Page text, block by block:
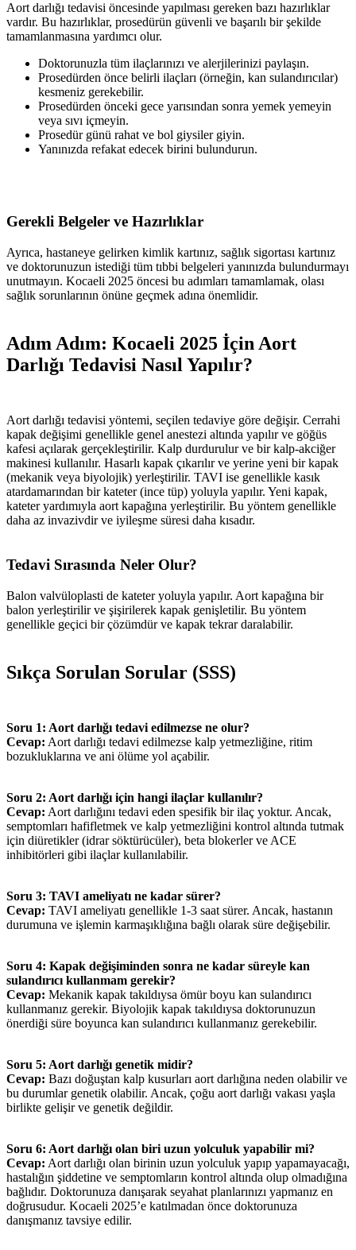
Aort darlığı tedavisi öncesinde yapılması gereken bazı hazırlıklar
vardır. Bu hazırlıklar, prosedürün güvenli ve başarılı bir şekilde
tamamlanmasına yardımcı olur.
Doktorunuzla tüm ilaçlarınızı ve alerjilerinizi paylaşın.
Prosedürden önce belirli ilaçları (örneğin, kan sulandırıcılar)
kesmeniz gerekebilir.
Prosedürden önceki gece yarısından sonra yemek yemeyin
veya sıvı içmeyin.
Prosedür günü rahat ve bol giysiler giyin.
Yanınızda refakat edecek birini bulundurun.
Gerekli Belgeler ve Hazırlıklar
Ayrıca, hastaneye gelirken kimlik kartınız, sağlık sigortası kartınız
ve doktorunuzun istediği tüm tıbbi belgeleri yanınızda bulundurmayı
unutmayın. Kocaeli 2025 öncesi bu adımları tamamlamak, olası
sağlık sorunlarının önüne geçmek adına önemlidir.
Adım Adım: Kocaeli 2025 İçin Aort
Darlığı Tedavisi Nasıl Yapılır?
Aort darlığı tedavisi yöntemi, seçilen tedaviye göre değişir. Cerrahi
kapak değişimi genellikle genel anestezi altında yapılır ve göğüs
kafesi açılarak gerçekleştirilir. Kalp durdurulur ve bir kalp-akciğer
makinesi kullanılır. Hasarlı kapak çıkarılır ve yerine yeni bir kapak
(mekanik veya biyolojik) yerleştirilir. TAVI ise genellikle kasık
atardamarından bir kateter (ince tüp) yoluyla yapılır. Yeni kapak,
kateter yardımıyla aort kapağına yerleştirilir. Bu yöntem genellikle
daha az invazivdir ve iyileşme süresi daha kısadır.
Tedavi Sırasında Neler Olur?
Balon valvüloplasti de kateter yoluyla yapılır. Aort kapağına bir
balon yerleştirilir ve şişirilerek kapak genişletilir. Bu yöntem
genellikle geçici bir çözümdür ve kapak tekrar daralabilir.
Sıkça Sorulan Sorular (SSS)
Soru 1: Aort darlığı tedavi edilmezse ne olur?
Cevap: Aort darlığı tedavi edilmezse kalp yetmezliğine, ritim
bozukluklarına ve ani ölüme yol açabilir.
Soru 2: Aort darlığı için hangi ilaçlar kullanılır?
Cevap: Aort darlığını tedavi eden spesifik bir ilaç yoktur. Ancak,
semptomları hafifletmek ve kalp yetmezliğini kontrol altında tutmak
için diüretikler (idrar söktürücüler), beta blokerler ve ACE
inhibitörleri gibi ilaçlar kullanılabilir.
Soru 3: TAVI ameliyatı ne kadar sürer?
Cevap: TAVI ameliyatı genellikle 1-3 saat sürer. Ancak, hastanın
durumuna ve işlemin karmaşıklığına bağlı olarak süre değişebilir.
Soru 4: Kapak değişiminden sonra ne kadar süreyle kan
sulandırıcı kullanmam gerekir?
Cevap: Mekanik kapak takıldıysa ömür boyu kan sulandırıcı
kullanmanız gerekir. Biyolojik kapak takıldıysa doktorunuzun
önerdiği süre boyunca kan sulandırıcı kullanmanız gerekebilir.
Soru 5: Aort darlığı genetik midir?
Cevap: Bazı doğuştan kalp kusurları aort darlığına neden olabilir ve
bu durumlar genetik olabilir. Ancak, çoğu aort darlığı vakası yaşla
birlikte gelişir ve genetik değildir.
Soru 6: Aort darlığı olan biri uzun yolculuk yapabilir mi?
Cevap: Aort darlığı olan birinin uzun yolculuk yapıp yapamayacağı,
hastalığın şiddetine ve semptomların kontrol altında olup olmadığına
bağlıdır. Doktorunuza danışarak seyahat planlarınızı yapmanız en
doğrusudur. Kocaeli 2025’e katılmadan önce doktorunuza
danışmanız tavsiye edilir.